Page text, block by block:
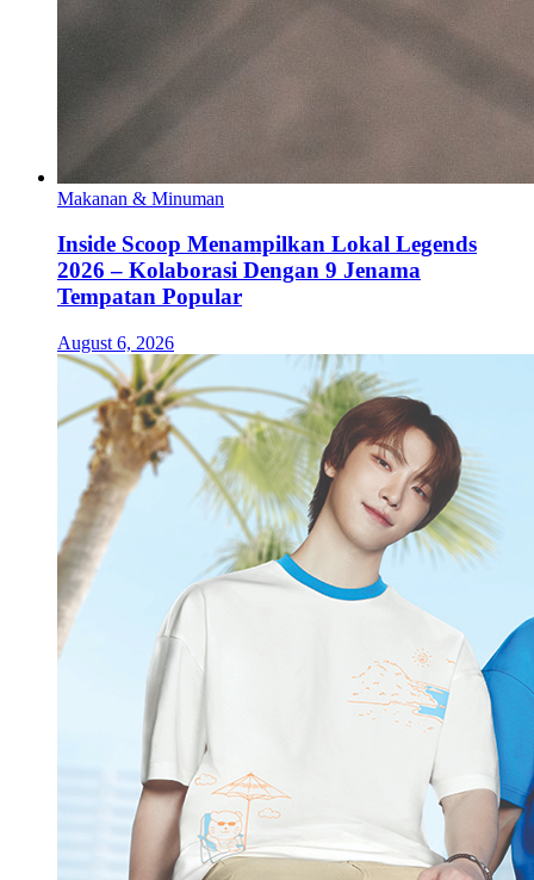
Makanan & Minuman
Inside Scoop Menampilkan Lokal Legends
2026 – Kolaborasi Dengan 9 Jenama
Tempatan Popular
August 6, 2026